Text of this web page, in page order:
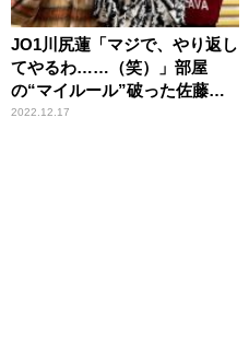
JO1川尻蓮「マジで、やり返し
てやるわ……（笑）」部屋
の“マイルール”破った佐藤景
瑚に反撃予告
2022.12.17